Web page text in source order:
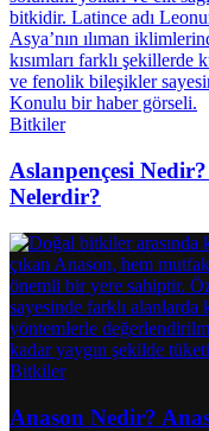
Bitkiler
Aslanpençesi
Nelerdir?
Bitkiler
Anason Nedir?